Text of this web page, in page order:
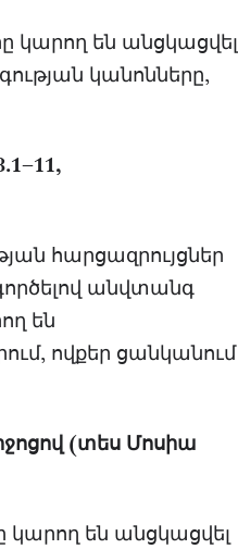
կարող են անցկացվել
կանոնները,
հարցազրույցներ
անվտանգ
են
ովքեր ցանկանում
(տես Մոսիա
կարող են անցկացվել